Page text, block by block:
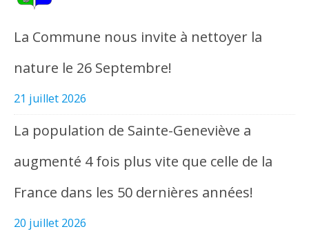
La Commune nous invite à nettoyer la
nature le 26 Septembre!
21 juillet 2026
La population de Sainte-Geneviève a
augmenté 4 fois plus vite que celle de la
France dans les 50 dernières années!
20 juillet 2026